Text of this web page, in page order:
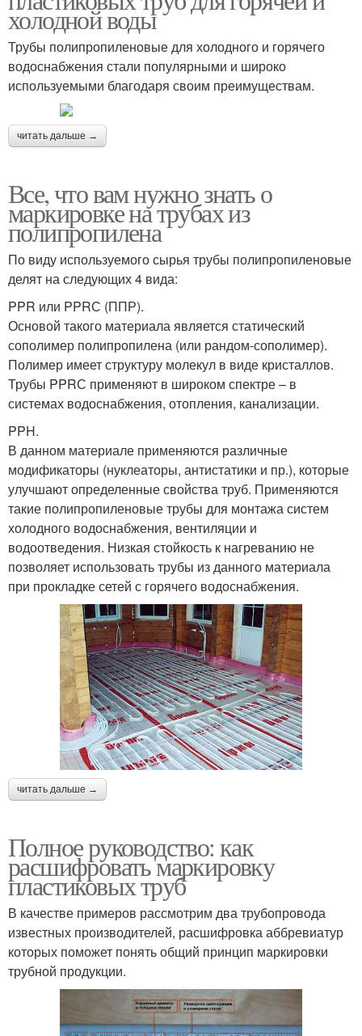
холодной воды
Трубы полипропиленовые для холодного и горячего
водоснабжения стали популярными и широко
используемыми благодаря своим преимуществам.
читать дальше →
Все, что вам нужно знать о
маркировке на трубах из
полипропилена
По виду используемого сырья трубы полипропиленовые
делят на следующих 4 вида:
PPR или PPRС (ППР).
Основой такого материала является статический
сополимер полипропилена (или рандом-сополимер).
Полимер имеет структуру молекул в виде кристаллов.
Трубы PPRС применяют в широком спектре – в
системах водоснабжения, отопления, канализации.
PPH.
В данном материале применяются различные
модификаторы (нуклеаторы, антистатики и пр.), которые
улучшают определенные свойства труб. Применяются
такие полипропиленовые трубы для монтажа систем
холодного водоснабжения, вентиляции и
водоотведения. Низкая стойкость к нагреванию не
позволяет использовать трубы из данного материала
при прокладке сетей с горячего водоснабжения.
читать дальше →
Полное руководство: как
расшифровать маркировку
пластиковых труб
В качестве примеров рассмотрим два трубопровода
известных производителей, расшифровка аббревиатур
которых поможет понять общий принцип маркировки
трубной продукции.